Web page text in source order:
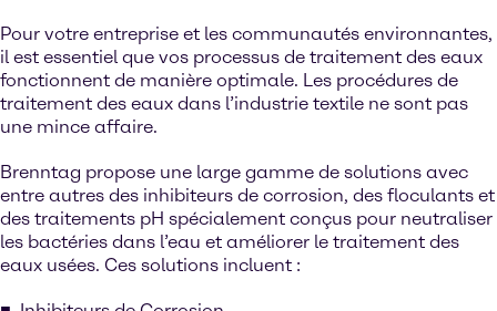
Pour votre entreprise et les communautés environnantes,
il est essentiel que vos processus de traitement des eaux
fonctionnent de manière optimale. Les procédures de
traitement des eaux dans l’industrie textile ne sont pas
une mince affaire.
Brenntag propose une large gamme de solutions avec
entre autres des inhibiteurs de corrosion, des floculants et
des traitements pH spécialement conçus pour neutraliser
les bactéries dans l’eau et améliorer le traitement des
eaux usées. Ces solutions incluent :